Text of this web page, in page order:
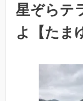
星ぞらテ
よ【たま